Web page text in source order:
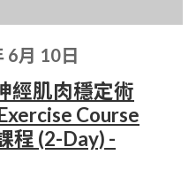
6月 10日
經肌肉穩定術
Course
程 (2-Day) -